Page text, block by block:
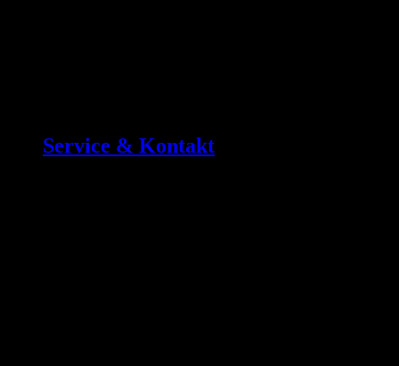
Service & Kontakt